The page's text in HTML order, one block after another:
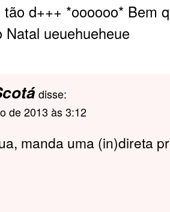
d+++ *oooooo* Bem
Natal ueuehueheue
disse:
de 2013 às 3:12
manda uma (in)direta